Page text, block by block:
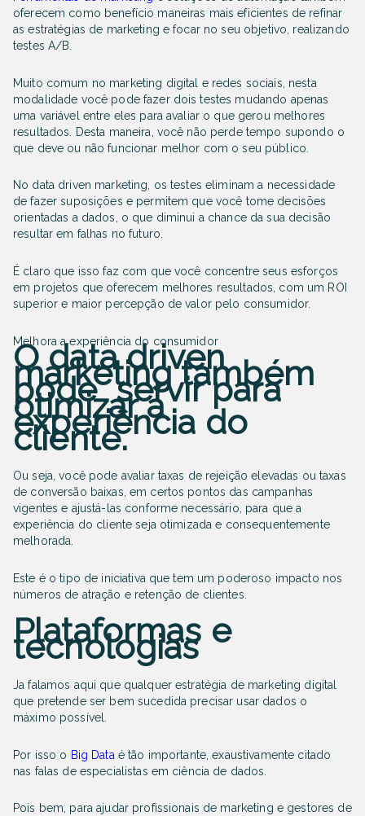
oferecem como benefício maneiras mais eficientes de refinar
as estratégias de marketing e focar no seu objetivo, realizando
testes A/B.
Muito comum no marketing digital e redes sociais, nesta
modalidade você pode fazer dois testes mudando apenas
uma variável entre eles para avaliar o que gerou melhores
resultados. Desta maneira, você não perde tempo supondo o
que deve ou não funcionar melhor com o seu público.
No data driven marketing, os testes eliminam a necessidade
de fazer suposições e permitem que você tome decisões
orientadas a dados, o que diminui a chance da sua decisão
resultar em falhas no futuro.
É claro que isso faz com que você concentre seus esforços
em projetos que oferecem melhores resultados, com um ROI
superior e maior percepção de valor pelo consumidor.
Melhora a experiência do consumidor
O data driven
marketing também
pode servir para
otimizar a
experiência do
cliente.
Ou seja, você pode avaliar taxas de rejeição elevadas ou taxas
de conversão baixas, em certos pontos das campanhas
vigentes e ajustá-las conforme necessário, para que a
experiência do cliente seja otimizada e consequentemente
melhorada.
Este é o tipo de iniciativa que tem um poderoso impacto nos
números de atração e retenção de clientes.
Plataformas e
tecnologias
Ja falamos aqui que qualquer estratégia de marketing digital
que pretende ser bem sucedida precisar usar dados o
máximo possível.
Por isso o Big Data é tão importante, exaustivamente citado
nas falas de especialistas em ciência de dados.
Pois bem, para ajudar profissionais de marketing e gestores de